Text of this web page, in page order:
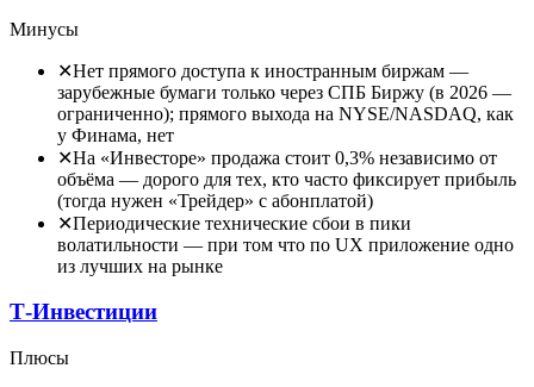
Минусы
✕Нет прямого доступа к иностранным биржам —
зарубежные бумаги только через СПБ Биржу (в 2026 —
ограниченно); прямого выхода на NYSE/NASDAQ, как
у Финама, нет
✕На «Инвесторе» продажа стоит 0,3% независимо от
объёма — дорого для тех, кто часто фиксирует прибыль
(тогда нужен «Трейдер» с абонплатой)
✕Периодические технические сбои в пики
волатильности — при том что по UX приложение одно
из лучших на рынке
Т-Инвестиции
Плюсы